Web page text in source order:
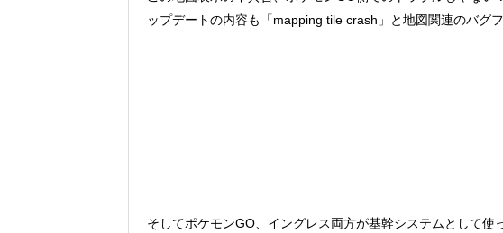
ップデートの内容も「mapping tile crash」と地図関連のバグフ
そしてポケモンGO、イングレス両方が基幹システムとして